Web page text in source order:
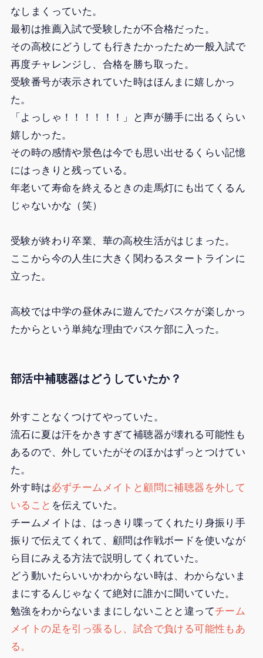
なしまくっていた。
最初は推薦入試で受験したが不合格だった。
その高校にどうしても行きたかったため一般入試で
再度チャレンジし、合格を勝ち取った。
受験番号が表示されていた時はほんまに嬉しかっ
た。
「よっしゃ！！！！！！」と声が勝手に出るくらい
嬉しかった。
その時の感情や景色は今でも思い出せるくらい記憶
にはっきりと残っている。
年老いて寿命を終えるときの走馬灯にも出てくるん
じゃないかな（笑）
受験が終わり卒業、華の高校生活がはじまった。
ここから今の人生に大きく関わるスタートラインに
立った。
高校では中学の昼休みに遊んでたバスケが楽しかっ
たからという単純な理由でバスケ部に入った。
部活中補聴器はどうしていたか？
外すことなくつけてやっていた。
流石に夏は汗をかきすぎて補聴器が壊れる可能性も
あるので、外していたがそのほかはずっとつけてい
た。
外す時は必ずチームメイトと顧問に補聴器を外して
いること を伝えていた。
チームメイトは、はっきり喋ってくれたり身振り手
振りで伝えてくれて、顧問は作戦ボードを使いなが
ら目にみえる方法で説明してくれていた。
どう動いたらいいかわからない時は、わからないま
まにするんじゃなくて絶対に誰かに聞いていた。
勉強をわからないままにしないことと違ってチーム
メイトの足を引っ張るし、試合で負ける可能性もあ
る。